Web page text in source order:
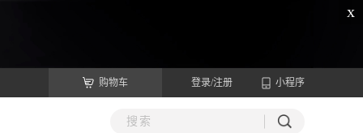
x
购物车 登录/注册 小程序